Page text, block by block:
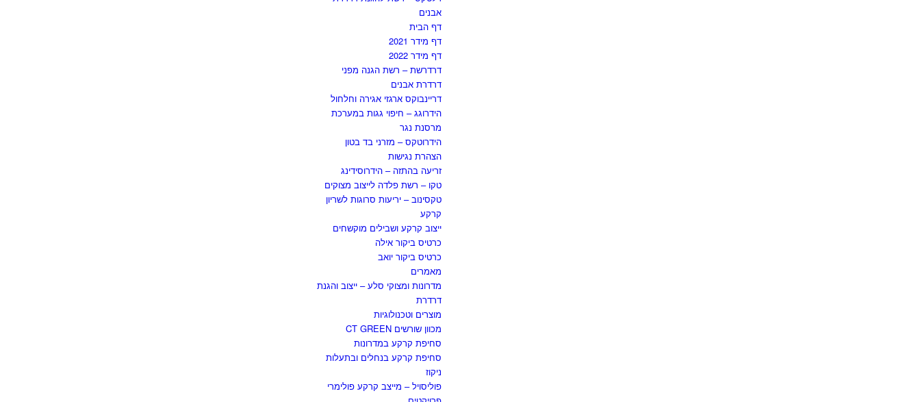
אבנים
דף הבית
דף מידר 2021
דף מידר 2022
דרדרשת – רשת הגנה מפני
דרדרת אבנים
דריינבוקס ארגזי אגירה וחלחול
הידרוגג – חיפוי גגות במערכת
מרסנת נגר
הידרוטקס – מזרני בד בטון
הצהרת נגישות
זריעה בהתזה – הידרוסידינג
טקו – רשת פלדה לייצוב מצוקים
טקסינוב – יריעות סרוגות לשריון
קרקע
ייצוב קרקע ושבילים מוקשחים
כרטיס ביקור אילה
כרטיס ביקור יואב
מאמרים
מדרונות ומצוקי סלע – ייצוב והגנת
דרדרת
מוצרים וטכנולוגיות
מכוון שורשים CT GREEN
סחיפת קרקע במדרונות
סחיפת קרקע בנחלים ובתעלות
ניקוז
פוליסויל – מייצב קרקע פולימרי